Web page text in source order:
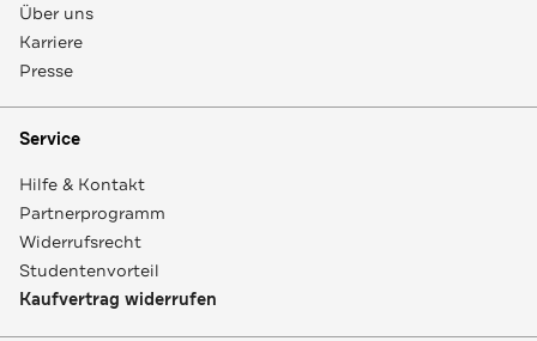
Über uns
Karriere
Presse
Service
Hilfe & Kontakt
Partnerprogramm
Widerrufsrecht
Studentenvorteil
Kaufvertrag widerrufen